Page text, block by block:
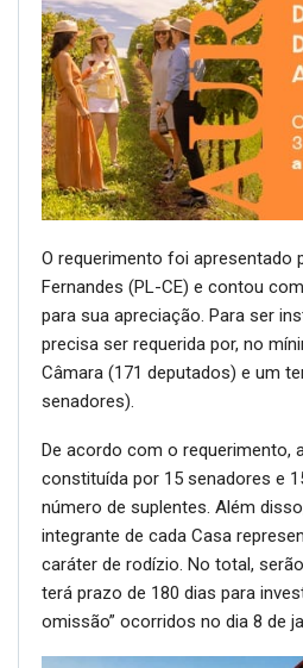
O requerimento foi apresentado
Fernandes (PL-CE) e contou
para sua apreciação. Para ser
precisa ser requerida por, no
Câmara (171 deputados) e um
senadores).
De acordo com o requerimento,
constituída por 15 senadores e
número de suplentes. Além
integrante de cada Casa
caráter de rodízio. No total,
terá prazo de 180 dias para
omissão” ocorridos no dia 8 de